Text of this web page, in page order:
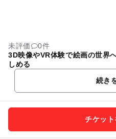
未評価
0件
3D映像やVR体験で絵画の世界
しめる
続き
チケット